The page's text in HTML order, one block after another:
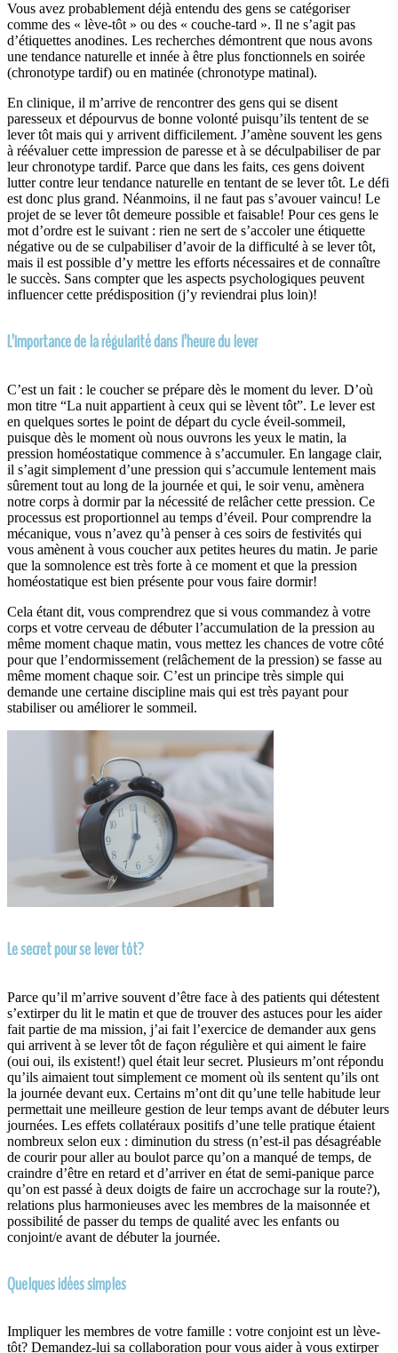
Vous avez probablement déjà entendu des gens se catégoriser
comme des « lève-tôt » ou des « couche-tard ». Il ne s’agit pas
d’étiquettes anodines. Les recherches démontrent que nous avons
une tendance naturelle et innée à être plus fonctionnels en soirée
(chronotype tardif) ou en matinée (chronotype matinal).
En clinique, il m’arrive de rencontrer des gens qui se disent
paresseux et dépourvus de bonne volonté puisqu’ils tentent de se
lever tôt mais qui y arrivent difficilement. J’amène souvent les gens
à réévaluer cette impression de paresse et à se déculpabiliser de par
leur chronotype tardif. Parce que dans les faits, ces gens doivent
lutter contre leur tendance naturelle en tentant de se lever tôt. Le défi
est donc plus grand. Néanmoins, il ne faut pas s’avouer vaincu! Le
projet de se lever tôt demeure possible et faisable! Pour ces gens le
mot d’ordre est le suivant : rien ne sert de s’accoler une étiquette
négative ou de se culpabiliser d’avoir de la difficulté à se lever tôt,
mais il est possible d’y mettre les efforts nécessaires et de connaître
le succès. Sans compter que les aspects psychologiques peuvent
influencer cette prédisposition (j’y reviendrai plus loin)!
L’importance de la régularité dans l’heure du lever
C’est un fait : le coucher se prépare dès le moment du lever. D’où
mon titre “La nuit appartient à ceux qui se lèvent tôt”. Le lever est
en quelques sortes le point de départ du cycle éveil-sommeil,
puisque dès le moment où nous ouvrons les yeux le matin, la
pression homéostatique commence à s’accumuler. En langage clair,
il s’agit simplement d’une pression qui s’accumule lentement mais
sûrement tout au long de la journée et qui, le soir venu, amènera
notre corps à dormir par la nécessité de relâcher cette pression. Ce
processus est proportionnel au temps d’éveil. Pour comprendre la
mécanique, vous n’avez qu’à penser à ces soirs de festivités qui
vous amènent à vous coucher aux petites heures du matin. Je parie
que la somnolence est très forte à ce moment et que la pression
homéostatique est bien présente pour vous faire dormir!
Cela étant dit, vous comprendrez que si vous commandez à votre
corps et votre cerveau de débuter l’accumulation de la pression au
même moment chaque matin, vous mettez les chances de votre côté
pour que l’endormissement (relâchement de la pression) se fasse au
même moment chaque soir. C’est un principe très simple qui
demande une certaine discipline mais qui est très payant pour
stabiliser ou améliorer le sommeil.
Le secret pour se lever tôt?
Parce qu’il m’arrive souvent d’être face à des patients qui détestent
s’extirper du lit le matin et que de trouver des astuces pour les aider
fait partie de ma mission, j’ai fait l’exercice de demander aux gens
qui arrivent à se lever tôt de façon régulière et qui aiment le faire
(oui oui, ils existent!) quel était leur secret. Plusieurs m’ont répondu
qu’ils aimaient tout simplement ce moment où ils sentent qu’ils ont
la journée devant eux. Certains m’ont dit qu’une telle habitude leur
permettait une meilleure gestion de leur temps avant de débuter leurs
journées. Les effets collatéraux positifs d’une telle pratique étaient
nombreux selon eux : diminution du stress (n’est-il pas désagréable
de courir pour aller au boulot parce qu’on a manqué de temps, de
craindre d’être en retard et d’arriver en état de semi-panique parce
qu’on est passé à deux doigts de faire un accrochage sur la route?),
relations plus harmonieuses avec les membres de la maisonnée et
possibilité de passer du temps de qualité avec les enfants ou
conjoint/e avant de débuter la journée.
Quelques idées simples
Impliquer les membres de votre famille : votre conjoint est un lève-
tôt? Demandez-lui sa collaboration pour vous aider à vous extirper